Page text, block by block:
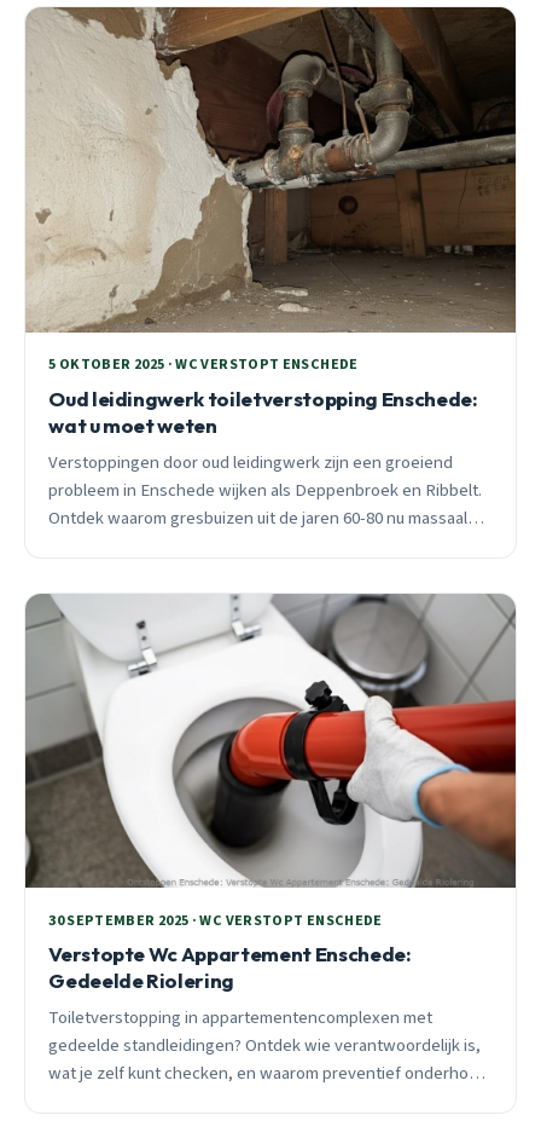
5 OKTOBER 2025 · WC VERSTOPT ENSCHEDE
Oud leidingwerk toiletverstopping Enschede:
wat u moet weten
Verstoppingen door oud leidingwerk zijn een groeiend
probleem in Enschede wijken als Deppenbroek en Ribbelt.
Ontdek waarom gresbuizen uit de jaren 60-80 nu massaal
30 SEPTEMBER 2025 · WC VERSTOPT ENSCHEDE
Verstopte Wc Appartement Enschede:
Gedeelde Riolering
Toiletverstopping in appartementencomplexen met
gedeelde standleidingen? Ontdek wie verantwoordelijk is,
wat je zelf kunt checken, en waarom preventief onderhoud